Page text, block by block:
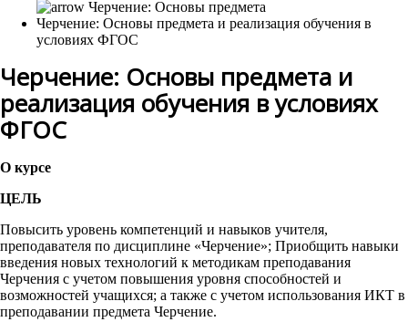
Черчение: Основы предмета и реализация обучения в
условиях ФГОС
Черчение: Основы предмета и
реализация обучения в условиях
ФГОС
О курсе
ЦЕЛЬ
Повысить уровень компетенций и навыков учителя,
преподавателя по дисциплине «Черчение»; Приобщить навыки
введения новых технологий к методикам преподавания
Черчения с учетом повышения уровня способностей и
возможностей учащихся; а также с учетом использования ИКТ в
преподавании предмета Черчение.